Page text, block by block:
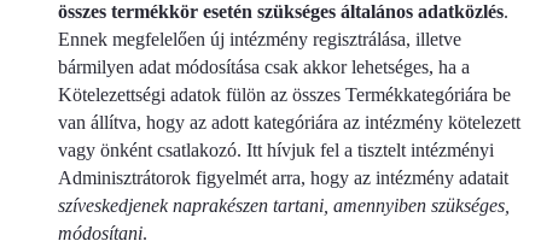
összes termékkör esetén szükséges általános adatközlés.
Ennek megfelelően új intézmény regisztrálása, illetve
bármilyen adat módosítása csak akkor lehetséges, ha a
Kötelezettségi adatok fülön az összes Termékkategóriára be
van állítva, hogy az adott kategóriára az intézmény kötelezett
vagy önként csatlakozó. Itt hívjuk fel a tisztelt intézményi
Adminisztrátorok figyelmét arra, hogy az intézmény adatait
szíveskedjenek naprakészen tartani, amennyiben szükséges,
módosítani.